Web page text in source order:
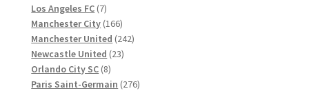
Produkte
Los Angeles FC 77
Produkte
Manchester City 166166
Produkte
Manchester United 242242
Newcastle United 2323
Orlando City SC 88
Produkte
Paris Saint-Germain 276276